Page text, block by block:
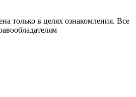
только в целях ознакомления. Все